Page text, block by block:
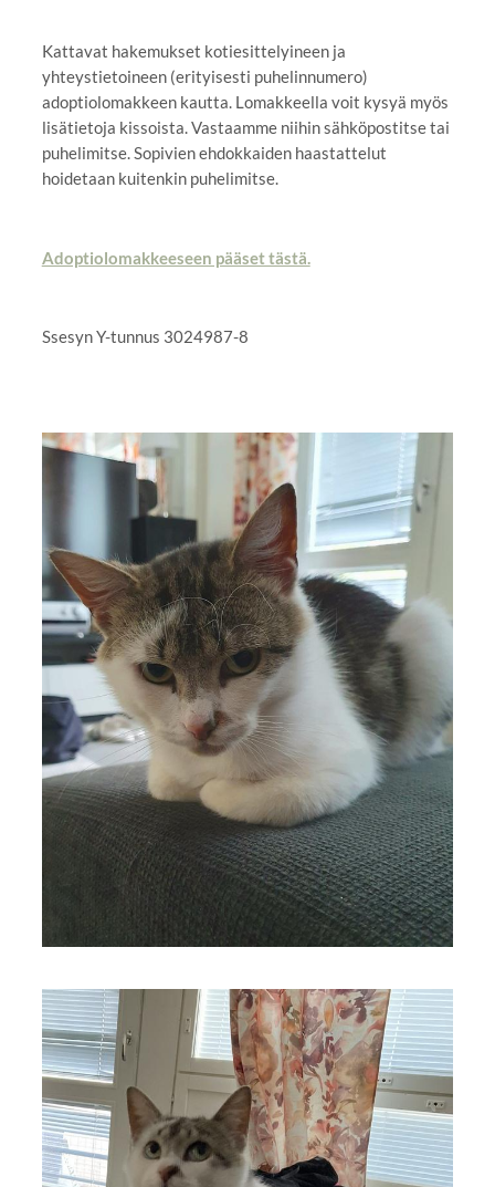
Kattavat hakemukset kotiesittelyineen ja
yhteystietoineen (erityisesti puhelinnumero)
adoptiolomakkeen kautta. Lomakkeella voit kysyä myös
lisätietoja kissoista. Vastaamme niihin sähköpostitse tai
puhelimitse. Sopivien ehdokkaiden haastattelut
hoidetaan kuitenkin puhelimitse.
Adoptiolomakkeeseen pääset tästä.
Ssesyn Y-tunnus 3024987-8